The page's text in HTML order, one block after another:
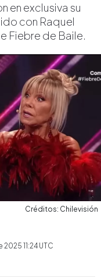
en exclusiva su
con Raquel
Fiebre de Baile.
Créditos: Chilevisión
11:24UTC